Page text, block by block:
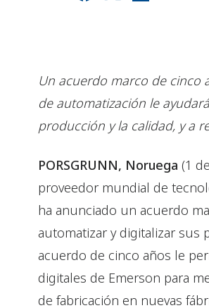
Un acuerdo marco de cinco
de automatización le
producción y la calidad, y a
PORSGRUNN, Noruega (1
proveedor mundial de
ha anunciado un acuerdo
automatizar y digitalizar sus
acuerdo de cinco años le
digitales de Emerson para
de fabricación en nuevas